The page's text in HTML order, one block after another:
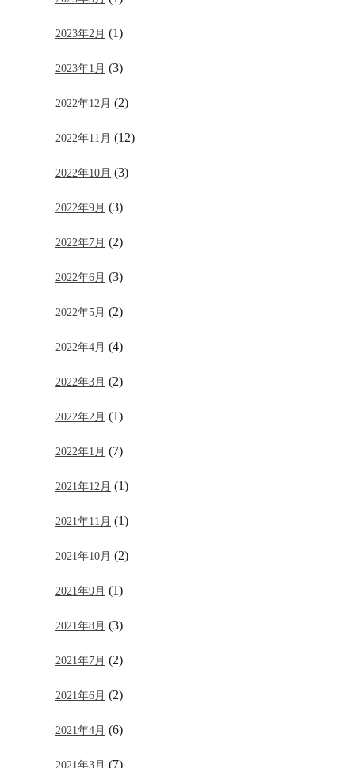
2023年2月 (1)
2023年1月 (3)
2022年12月 (2)
2022年11月 (12)
2022年10月 (3)
2022年9月 (3)
2022年7月 (2)
2022年6月 (3)
2022年5月 (2)
2022年4月 (4)
2022年3月 (2)
2022年2月 (1)
2022年1月 (7)
2021年12月 (1)
2021年11月 (1)
2021年10月 (2)
2021年9月 (1)
2021年8月 (3)
2021年7月 (2)
2021年6月 (2)
2021年4月 (6)
2021年3月 (7)